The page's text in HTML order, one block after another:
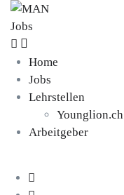
Home
Jobs
Lehrstellen
Younglion.ch
Arbeitgeber